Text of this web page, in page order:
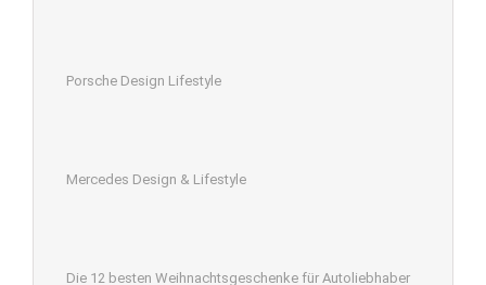
Porsche Design Lifestyle
Mercedes Design & Lifestyle
Die 12 besten Weihnachtsgeschenke für Autoliebhaber